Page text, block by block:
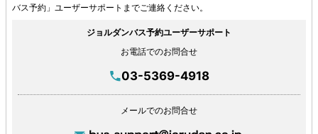
バス予約」ユーザーサポートまでご連絡ください。
ジョルダンバス予約ユーザーサポート
お電話でのお問合せ
03-5369-4918
メールでのお問合せ